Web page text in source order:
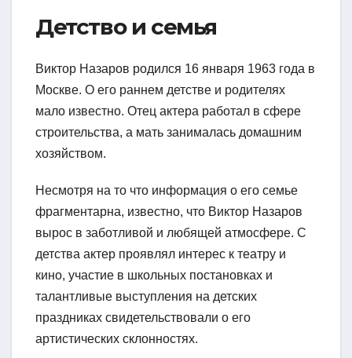
Детство и семья
Виктор Назаров родился 16 января 1963 года в
Москве. О его раннем детстве и родителях
мало известно. Отец актера работал в сфере
строительства, а мать занималась домашним
хозяйством.
Несмотря на то что информация о его семье
фрагментарна, известно, что Виктор Назаров
вырос в заботливой и любящей атмосфере. С
детства актер проявлял интерес к театру и
кино, участие в школьных постановках и
талантливые выступления на детских
праздниках свидетельствовали о его
артистических склонностях.